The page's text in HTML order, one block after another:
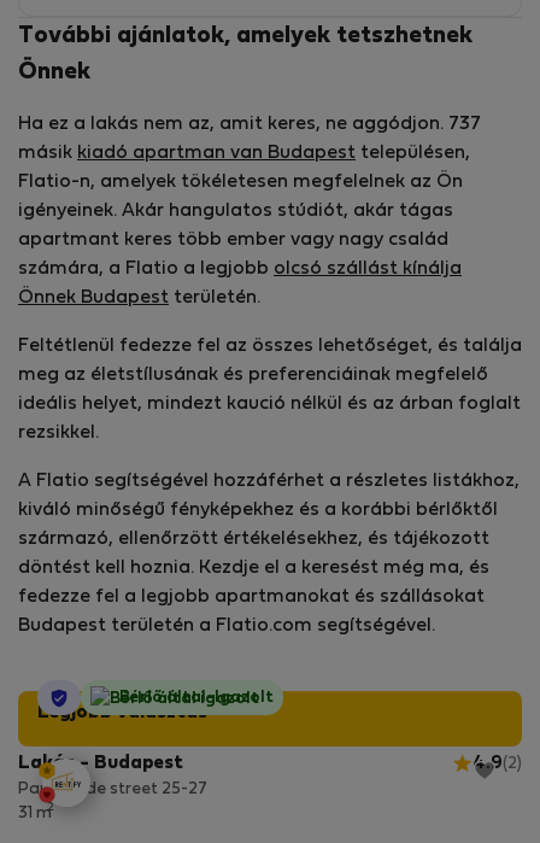
További ajánlatok, amelyek tetszhetnek
Önnek
Ha ez a lakás nem az, amit keres, ne aggódjon. 737
másik kiadó apartman van Budapest településen,
Flatio-n, amelyek tökéletesen megfelelnek az Ön
igényeinek. Akár hangulatos stúdiót, akár tágas
apartmant keres több ember vagy nagy család
számára, a Flatio a legjobb olcsó szállást kínálja
Önnek Budapest területén.
Feltétlenül fedezze fel az összes lehetőséget, és találja
meg az életstílusának és preferenciáinak megfelelő
ideális helyet, mindezt kaució nélkül és az árban foglalt
rezsikkel.
A Flatio segítségével hozzáférhet a részletes listákhoz,
kiváló minőségű fényképekhez és a korábbi bérlőktől
származó, ellenőrzött értékelésekhez, és tájékozott
döntést kell hoznia. Kezdje el a keresést még ma, és
fedezze fel a legjobb apartmanokat és szállásokat
Budapest területén a Flatio.com segítségével.
Legjobb választás
StayProtection
Bérlő által-Igazolt
Lakás - Budapest 4.9(2)
Paulay Ede street 25-27
31 m2